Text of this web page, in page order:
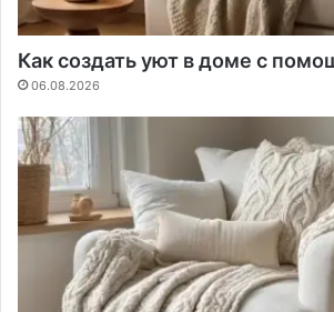
Как создать уют в доме с
06.08.2026